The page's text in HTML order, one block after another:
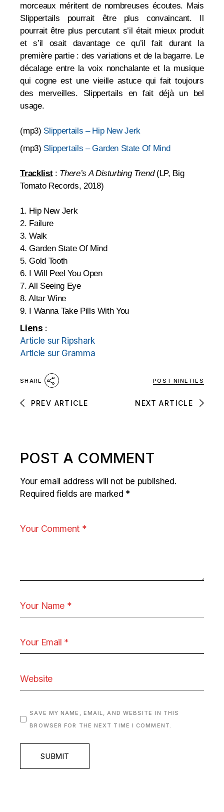
morceaux méritent de nombreuses écoutes. Mais
Slippertails pourrait être plus convaincant. Il
pourrait être plus percutant s’il était mieux produit
et s’il osait davantage ce qu’il fait durant la
première partie : des variations et de la bagarre. Le
décalage entre la voix nonchalante et la musique
qui cogne est une vieille astuce qui fait toujours
des merveilles. Slippertails en fait déjà un bel
usage.
(mp3) Slippertails – Hip New Jerk
(mp3) Slippertails – Garden State Of Mind
Tracklist: There’s A Disturbing Trend(LP, Big
Tomato Records, 2018)
1. Hip New Jerk
2. Failure
3. Walk
4. Garden State Of Mind
5. Gold Tooth
6. I Will Peel You Open
7. All Seeing Eye
8. Altar Wine
9. I Wanna Take Pills With You
Liens :
Article sur Ripshark
Article sur Gramma
SHARE POST NINETIES
PREV ARTICLE NEXT ARTICLE
POST A COMMENT
Your email address will not be published.
Required fields are marked *
SAVE MY NAME, EMAIL, AND WEBSITE IN THIS
BROWSER FOR THE NEXT TIME I COMMENT.
SUBMIT